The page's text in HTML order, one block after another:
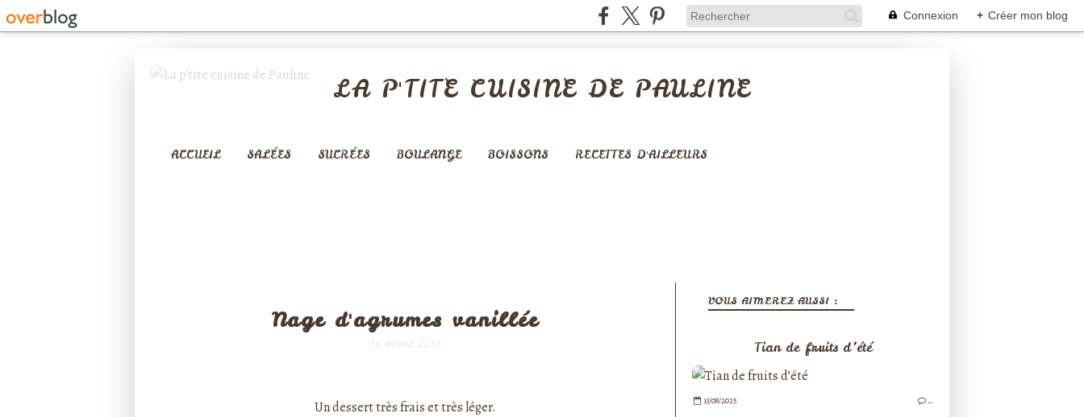
Connexion + Créer mon blog
LA P'TITE CUISINE DE PAULINE
ACCUEIL SALÉES SUCRÉES BOULANGE BOISSONS RECETTES D'AILLEURS
Nage d'agrumes vanillée
16 AVRIL 2013
Un dessert très frais et très léger.
VOUS AIMEREZ AUSSI :
Tian de fruits d’été
13/08/2025 …